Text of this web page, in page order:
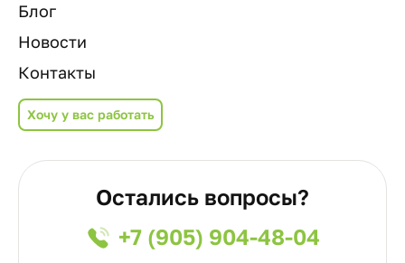
Блог
Новости
Контакты
Хочу у вас работать
Остались вопросы?
+7 (905) 904-48-04